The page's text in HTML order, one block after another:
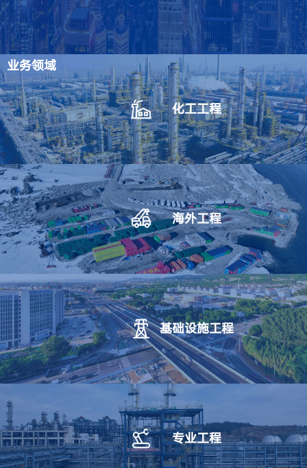
决做到“七个坚定不移”：坚定不移加强党的全面领导，以
高质量党建引领保障高质量发展；坚定不移深化国企改革
攻坚，全面激发企业发展内生动力；坚定不移抓实生产经
营管理，全面提升企业发展质量效益；坚定不移实施创新
驱动发展战略，持续增强企业核心竞争能力；坚定不移统
筹高质量发展和高水平安全，筑牢企业稳健发展坚固防
线；坚定不移推进全面从严治党，营造风清气正良好政治
生态；坚定不移践行以人民为中心的发展思想，共享企业
高质量发展成果，奋力书写“十五五”高质量发展新篇章。
会议进行了分组讨论，审议并通过了党委工作报告、纪委
工作报告、党费管理情况报告等，选举产生了第五届党的
委员会和纪律检查委员会，通过了会议决议。会议期间，
组织全体代表开展习近平党建思想专题学习、廉洁警示教
育。
业务领域
化工工程
海外工程
基础设施工程
专业工程